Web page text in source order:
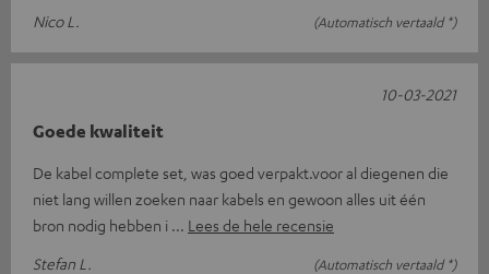
Nico L.
(Automatisch vertaald *)
Goede kwaliteit
De kabel complete set, was goed verpakt.voor al diegenen die
niet lang willen zoeken naar kabels en gewoon alles uit één
bron nodig hebben i
Lees de hele recensie
Stefan L.
(Automatisch vertaald *)
10-03-2021